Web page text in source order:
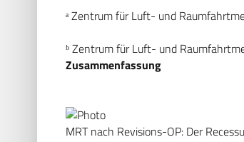
ᵃ Zentrum für Luft- und
ᵇ Zentrum für Luft- und
Zusammenfassung
MRT nach Revisions-OP: Der